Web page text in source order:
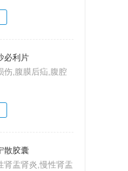
必利片
伤,腹膜后疝,腹腔
梗阻,肠系膜上动脉
散胶囊
肾盂肾炎,慢性肾盂